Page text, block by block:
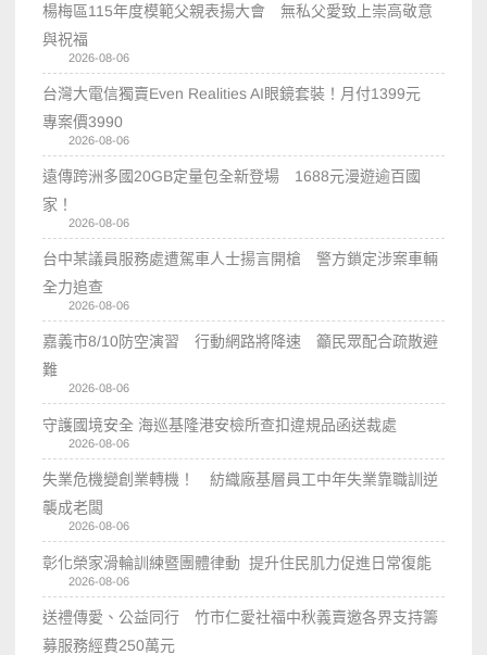
楊梅區115年度模範父親表揚大會 無私父愛致上崇高敬意
與祝福
2026-08-06
台灣大電信獨賣Even Realities AI眼鏡套裝！月付1399元
專案價3990
2026-08-06
遠傳跨洲多國20GB定量包全新登場 1688元漫遊逾百國
家！
2026-08-06
台中某議員服務處遭駕車人士揚言開槍 警方鎖定涉案車輛
全力追查
2026-08-06
嘉義市8/10防空演習 行動網路將降速 籲民眾配合疏散避
難
2026-08-06
守護國境安全 海巡基隆港安檢所查扣違規品函送裁處
2026-08-06
失業危機變創業轉機！ 紡織廠基層員工中年失業靠職訓逆
襲成老闆
2026-08-06
彰化榮家滑輪訓練暨團體律動 提升住民肌力促進日常復能
2026-08-06
送禮傳愛、公益同行 竹市仁愛社福中秋義賣邀各界支持籌
募服務經費250萬元